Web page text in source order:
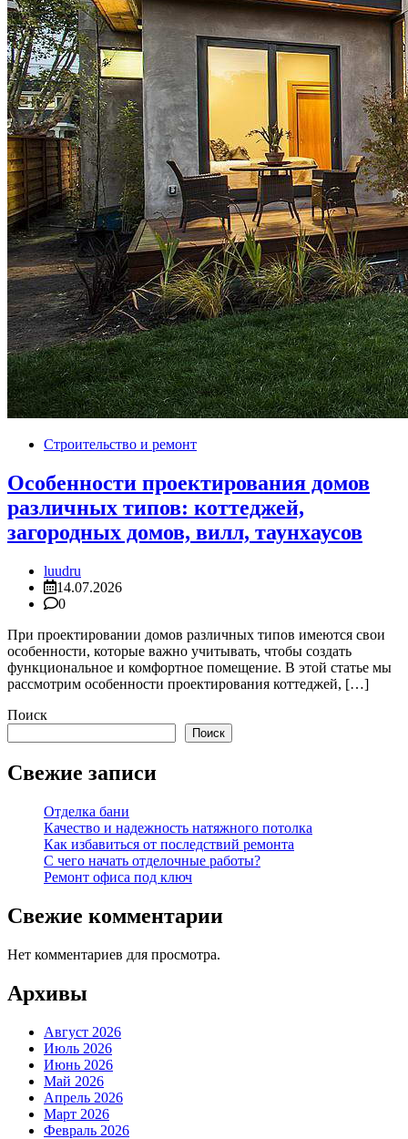
Строительство и ремонт
Особенности проектирования домов
различных типов: коттеджей,
загородных домов, вилл, таунхаусов
luudru
14.07.2026
0
При проектировании домов различных типов имеются свои
особенности, которые важно учитывать, чтобы создать
функциональное и комфортное помещение. В этой статье мы
рассмотрим особенности проектирования коттеджей, […]
Поиск
Поиск
Свежие записи
Отделка бани
Качество и надежность натяжного потолка
Как избавиться от последствий ремонта
С чего начать отделочные работы?
Ремонт офиса под ключ
Свежие комментарии
Нет комментариев для просмотра.
Архивы
Август 2026
Июль 2026
Июнь 2026
Май 2026
Апрель 2026
Март 2026
Февраль 2026